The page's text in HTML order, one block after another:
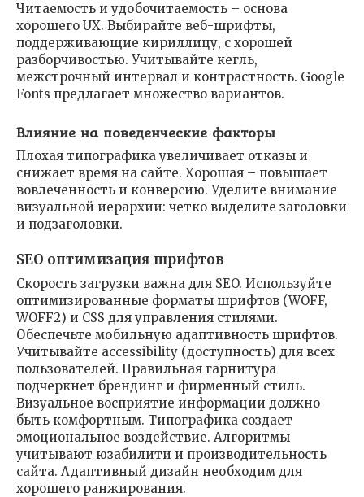
Читаемость и удобочитаемость – основа
хорошего UX. Выбирайте веб-шрифты,
поддерживающие кириллицу, с хорошей
разборчивостью. Учитывайте кегль,
межстрочный интервал и контрастность. Google
Fonts предлагает множество вариантов.
Влияние на поведенческие факторы
Плохая типографика увеличивает отказы и
снижает время на сайте. Хорошая – повышает
вовлеченность и конверсию. Уделите внимание
визуальной иерархии: четко выделите заголовки
и подзаголовки.
SEO оптимизация шрифтов
Скорость загрузки важна для SEO. Используйте
оптимизированные форматы шрифтов (WOFF,
WOFF2) и CSS для управления стилями.
Обеспечьте мобильную адаптивность шрифтов.
Учитывайте accessibility (доступность) для всех
пользователей. Правильная гарнитура
подчеркнет брендинг и фирменный стиль.
Визуальное восприятие информации должно
быть комфортным. Типографика создает
эмоциональное воздействие. Алгоритмы
учитывают юзабилити и производительность
сайта. Адаптивный дизайн необходим для
хорошего ранжирования.